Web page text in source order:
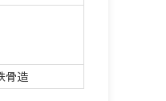
骨造